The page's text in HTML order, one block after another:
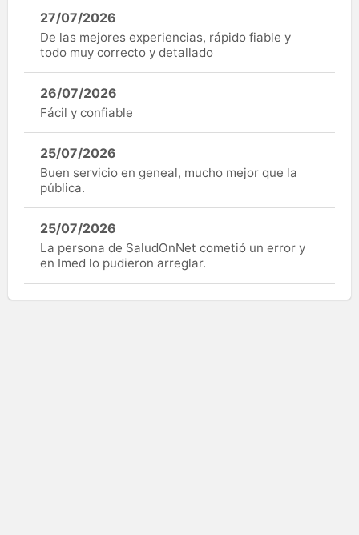
27/07/2026
De las mejores experiencias, rápido fiable y
todo muy correcto y detallado
26/07/2026
Fácil y confiable
25/07/2026
Buen servicio en geneal, mucho mejor que la
pública.
25/07/2026
La persona de SaludOnNet cometió un error y
en Imed lo pudieron arreglar.